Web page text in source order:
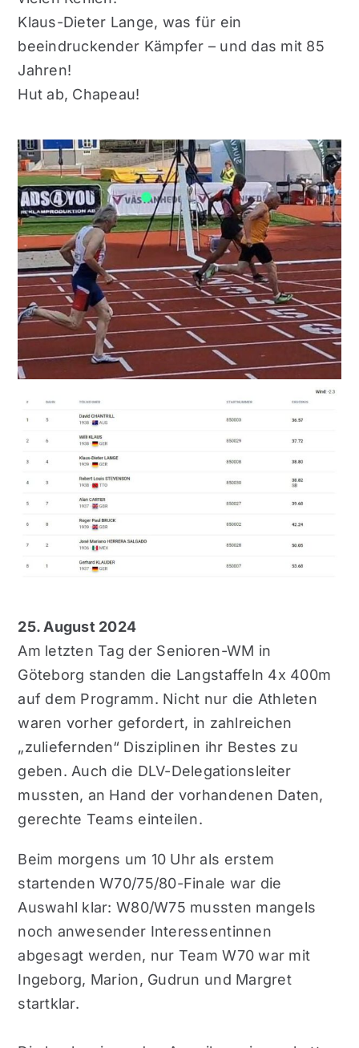
Klaus-Dieter Lange, was für ein
beeindruckender Kämpfer – und das mit 85
Jahren!
Hut ab, Chapeau!
25. August 2024
Am letzten Tag der Senioren-WM in
Göteborg standen die Langstaffeln 4x 400m
auf dem Programm. Nicht nur die Athleten
waren vorher gefordert, in zahlreichen
„zuliefernden“ Disziplinen ihr Bestes zu
geben. Auch die DLV-Delegationsleiter
mussten, an Hand der vorhandenen Daten,
gerechte Teams einteilen.
Beim morgens um 10 Uhr als erstem
startenden W70/75/80-Finale war die
Auswahl klar: W80/W75 mussten mangels
noch anwesender Interessentinnen
abgesagt werden, nur Team W70 war mit
Ingeborg, Marion, Gudrun und Margret
startklar.